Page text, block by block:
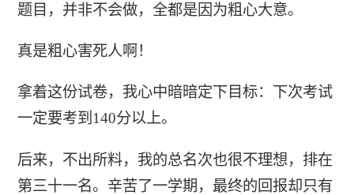
题目，并非不会做，全都是因为粗心大意。
真是粗心害死人啊！
拿着这份试卷，我心中暗暗定下目标：下次考试
一定要考到140分以上。
后来，不出所料，我的总名次也很不理想，排在
第三十一名。辛苦了一学期，最终的回报却只有